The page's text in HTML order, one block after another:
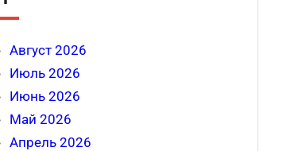
Август 2026
Июль 2026
Июнь 2026
Май 2026
Апрель 2026